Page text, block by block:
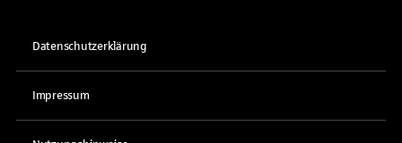
Datenschutzerklärung
Impressum